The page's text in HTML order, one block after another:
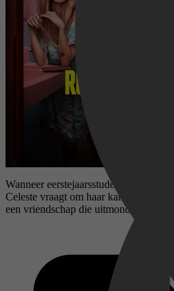
Wanneer eerstejaarsstudent Devon
Celeste vraagt ​​om haar kamergenoot
een vriendschap die uitmondt in een